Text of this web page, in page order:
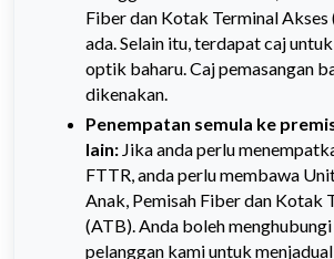
Fiber dan Kotak Terminal Akses
ada. Selain itu, terdapat caj
optik baharu. Caj pemasangan
dikenakan.
Penempatan semula ke
lain: Jika anda perlu
FTTR, anda perlu membawa
Anak, Pemisah Fiber dan Kotak
(ATB). Anda boleh
pelanggan kami untuk